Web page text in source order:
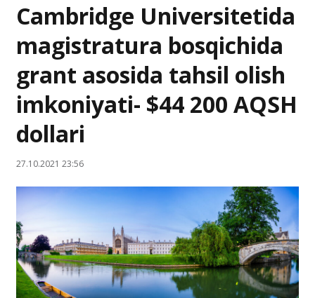
Cambridge Universitetida
magistratura bosqichida
grant asosida tahsil olish
imkoniyati- $44 200 AQSH
dollari
27.10.2021 23:56